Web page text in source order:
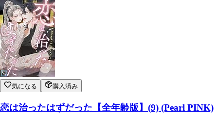
気になる 購入済み
恋は治ったはずだった【全年齢版】(9) (Pearl PINK)